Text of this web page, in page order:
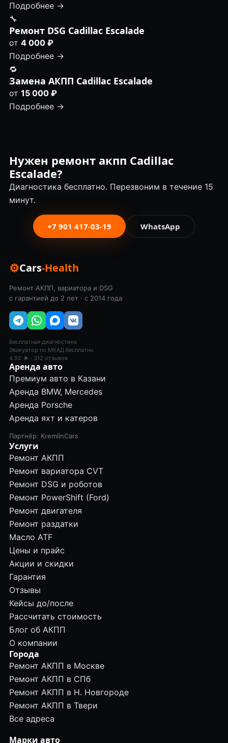
Подробнее →
🔧
Ремонт DSG Cadillac Escalade
от 4 000 ₽
Подробнее →
🔁
Замена АКПП Cadillac Escalade
от 15 000 ₽
Подробнее →
Нужен ремонт акпп Cadillac
Escalade?
Диагностика бесплатно. Перезвоним в течение 15
минут.
+7 901 417-03-19 WhatsApp
⚙Cars-Health
Ремонт АКПП, вариатора и DSG
с гарантией до 2 лет · с 2014 года
Бесплатная диагностика
Эвакуатор по МКАД бесплатно
4.92 ★ · 312 отзывов
Аренда авто
Премиум авто в Казани
Аренда BMW, Mercedes
Аренда Porsche
Аренда яхт и катеров
Партнёр: KremlinCars
Услуги
Ремонт АКПП
Ремонт вариатора CVT
Ремонт DSG и роботов
Ремонт PowerShift (Ford)
Ремонт двигателя
Ремонт раздатки
Масло ATF
Цены и прайс
Акции и скидки
Гарантия
Отзывы
Кейсы до/после
Рассчитать стоимость
Блог об АКПП
О компании
Города
Ремонт АКПП в Москве
Ремонт АКПП в СПб
Ремонт АКПП в Н. Новгороде
Ремонт АКПП в Твери
Все адреса
Марки авто